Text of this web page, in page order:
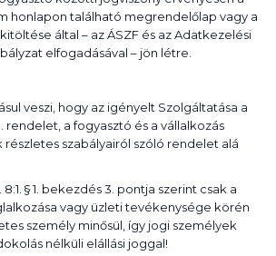
honlapon található megrendelőlap vagy a
által – az ÁSZF és az Adatkezelési
elfogadásával – jön létre.
veszi, hogy az igényelt Szolgáltatása a
rendelet, a fogyasztó és a vállalkozás
szabályairól szóló rendelet alá
§ 1. bekezdés 3. pontja szerint csak a
vagy üzleti tevékenysége körén
személy minősül, így jogi személyek
nélküli elállási joggal!